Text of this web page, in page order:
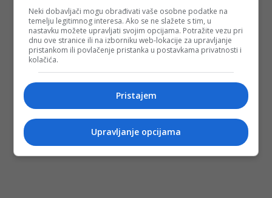
Neki dobavljači mogu obrađivati vaše osobne podatke na
temelju legitimnog interesa. Ako se ne slažete s tim, u
nastavku možete upravljati svojim opcijama. Potražite vezu pri
dnu ove stranice ili na izborniku web-lokacije za upravljanje
pristankom ili povlačenje pristanka u postavkama privatnosti i
kolačića.
Pristajem
Upravljanje opcijama